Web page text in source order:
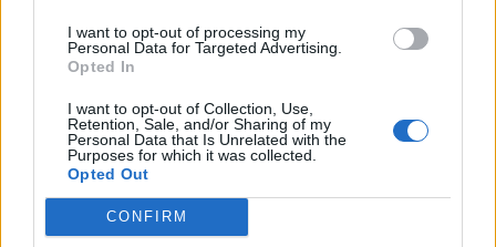
I want to opt-out of processing my
Personal Data for Targeted Advertising.
Opted In
I want to opt-out of Collection, Use,
Retention, Sale, and/or Sharing of my
Personal Data that Is Unrelated with the
Purposes for which it was collected.
Opted Out
CONFIRM